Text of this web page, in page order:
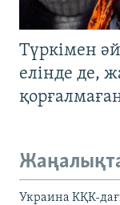
Түркімен
елінде де,
Украина КҚК-